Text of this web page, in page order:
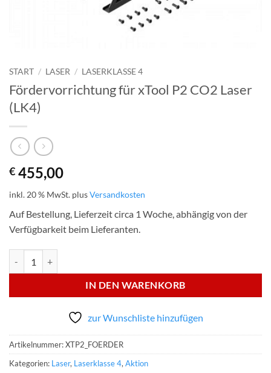
START / LASER / LASERKLASSE 4
Fördervorrichtung für xTool P2 CO2 Laser
(LK4)
€ 455,00
inkl. 20 % MwSt. plusVersandkosten
Auf Bestellung, Lieferzeit circa 1 Woche, abhängig von der
Verfügbarkeit beim Lieferanten.
IN DEN WARENKORB
zur Wunschliste hinzufügen
Artikelnummer:XTP2_FOERDER
Kategorien: Laser, Laserklasse 4, Aktion